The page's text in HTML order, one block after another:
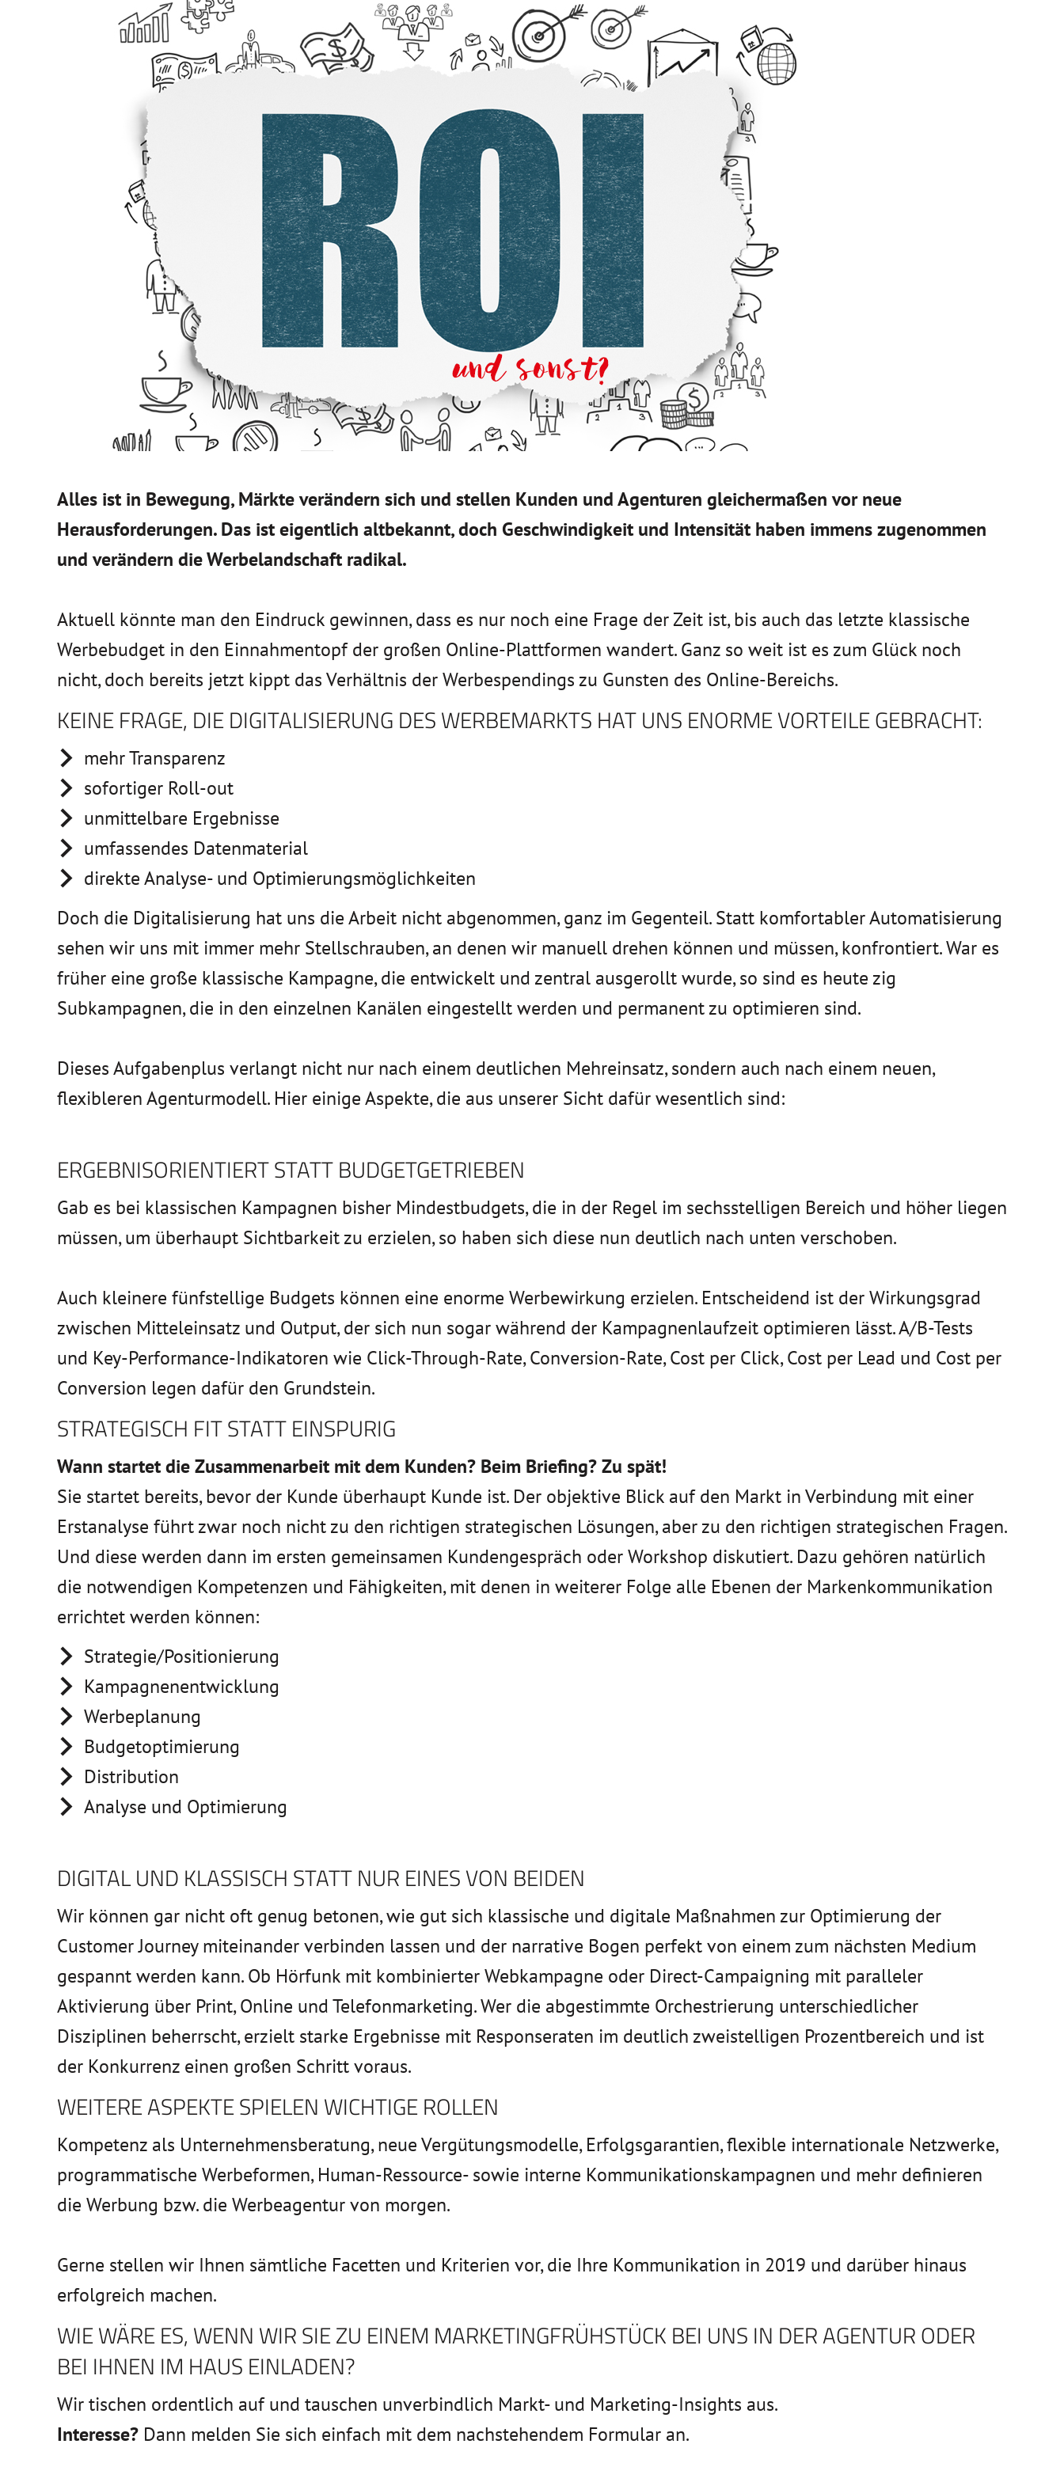
Alles ist in Bewegung, Märkte verändern sich und stellen Kunden und Agenturen gleichermaßen vor neue
Herausforderungen. Das ist eigentlich altbekannt, doch Geschwindigkeit und Intensität haben immens zugenommen
und verändern die Werbelandschaft radikal.
Aktuell könnte man den Eindruck gewinnen, dass es nur noch eine Frage der Zeit ist, bis auch das letzte klassische
Werbebudget in den Einnahmentopf der großen Online-Plattformen wandert. Ganz so weit ist es zum Glück noch
nicht, doch bereits jetzt kippt das Verhältnis der Werbespendings zu Gunsten des Online-Bereichs.
KEINE FRAGE, DIE DIGITALISIERUNG DES WERBEMARKTS HAT UNS ENORME VORTEILE GEBRACHT:
mehr Transparenz
sofortiger Roll-out
unmittelbare Ergebnisse
umfassendes Datenmaterial
direkte Analyse- und Optimierungsmöglichkeiten
Doch die Digitalisierung hat uns die Arbeit nicht abgenommen, ganz im Gegenteil. Statt komfortabler Automatisierung
sehen wir uns mit immer mehr Stellschrauben, an denen wir manuell drehen können und müssen, konfrontiert. War es
früher eine große klassische Kampagne, die entwickelt und zentral ausgerollt wurde, so sind es heute zig
Subkampagnen, die in den einzelnen Kanälen eingestellt werden und permanent zu optimieren sind.
Dieses Aufgabenplus verlangt nicht nur nach einem deutlichen Mehreinsatz, sondern auch nach einem neuen,
flexibleren Agenturmodell. Hier einige Aspekte, die aus unserer Sicht dafür wesentlich sind:
ERGEBNISORIENTIERT STATT BUDGETGETRIEBEN
Gab es bei klassischen Kampagnen bisher Mindestbudgets, die in der Regel im sechsstelligen Bereich und höher liegen
müssen, um überhaupt Sichtbarkeit zu erzielen, so haben sich diese nun deutlich nach unten verschoben.
Auch kleinere fünfstellige Budgets können eine enorme Werbewirkung erzielen. Entscheidend ist der Wirkungsgrad
zwischen Mitteleinsatz und Output, der sich nun sogar während der Kampagnenlaufzeit optimieren lässt. A/B-Tests
und Key-Performance-Indikatoren wie Click-Through-Rate, Conversion-Rate, Cost per Click, Cost per Lead und Cost per
Conversion legen dafür den Grundstein.
STRATEGISCH FIT STATT EINSPURIG
Wann startet die Zusammenarbeit mit dem Kunden? Beim Briefing? Zu spät!
Sie startet bereits, bevor der Kunde überhaupt Kunde ist. Der objektive Blick auf den Markt in Verbindung mit einer
Erstanalyse führt zwar noch nicht zu den richtigen strategischen Lösungen, aber zu den richtigen strategischen Fragen.
Und diese werden dann im ersten gemeinsamen Kundengespräch oder Workshop diskutiert. Dazu gehören natürlich
die notwendigen Kompetenzen und Fähigkeiten, mit denen in weiterer Folge alle Ebenen der Markenkommunikation
errichtet werden können:
Strategie/Positionierung
Kampagnenentwicklung
Werbeplanung
Budgetoptimierung
Distribution
Analyse und Optimierung
DIGITAL UND KLASSISCH STATT NUR EINES VON BEIDEN
Wir können gar nicht oft genug betonen, wie gut sich klassische und digitale Maßnahmen zur Optimierung der
Customer Journey miteinander verbinden lassen und der narrative Bogen perfekt von einem zum nächsten Medium
gespannt werden kann. Ob Hörfunk mit kombinierter Webkampagne oder Direct-Campaigning mit paralleler
Aktivierung über Print, Online und Telefonmarketing. Wer die abgestimmte Orchestrierung unterschiedlicher
Disziplinen beherrscht, erzielt starke Ergebnisse mit Responseraten im deutlich zweistelligen Prozentbereich und ist
der Konkurrenz einen großen Schritt voraus.
WEITERE ASPEKTE SPIELEN WICHTIGE ROLLEN
Kompetenz als Unternehmensberatung, neue Vergütungsmodelle, Erfolgsgarantien, flexible internationale Netzwerke,
programmatische Werbeformen, Human-Ressource- sowie interne Kommunikationskampagnen und mehr definieren
die Werbung bzw. die Werbeagentur von morgen.
Gerne stellen wir Ihnen sämtliche Facetten und Kriterien vor, die Ihre Kommunikation in 2019 und darüber hinaus
erfolgreich machen.
WIE WÄRE ES, WENN WIR SIE ZU EINEM MARKETINGFRÜHSTÜCK BEI UNS IN DER AGENTUR ODER
BEI IHNEN IM HAUS EINLADEN?
Wir tischen ordentlich auf und tauschen unverbindlich Markt- und Marketing-Insights aus.
Interesse? Dann melden Sie sich einfach mit dem nachstehendem Formular an.